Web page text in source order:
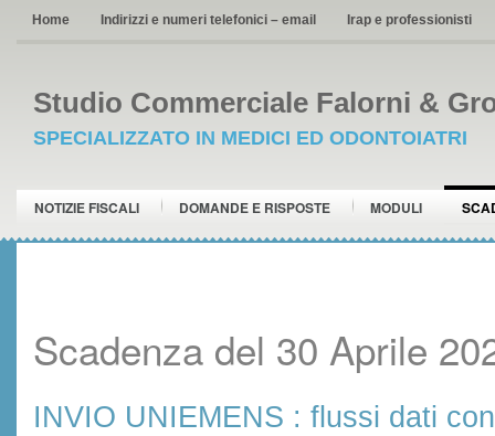
Home Indirizzi e numeri telefonici – email Irap e professionisti
Studio Commerciale Falorni &
SPECIALIZZATO IN MEDICI ED ODONTOIATRI
NOTIZIE FISCALI DOMANDE E RISPOSTE MODULI
Scadenza del 30 Aprile
INVIO UNIEMENS : flussi dati